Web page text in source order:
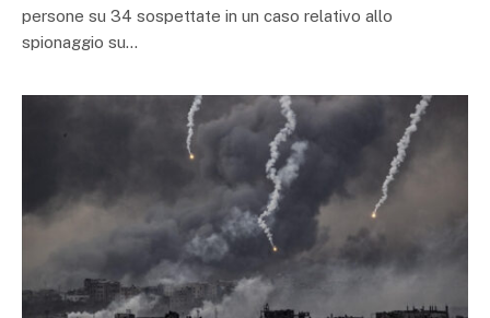
persone su 34 sospettate in un caso relativo allo
spionaggio su…